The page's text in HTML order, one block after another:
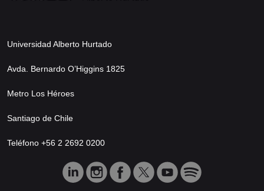
Universidad Alberto Hurtado
Avda. Bernardo O’Higgins 1825
Metro Los Héroes
Santiago de Chile
Teléfono +56 2 2692 0200